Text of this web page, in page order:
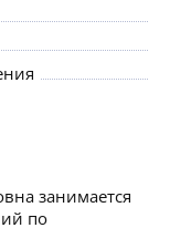
занимается
по